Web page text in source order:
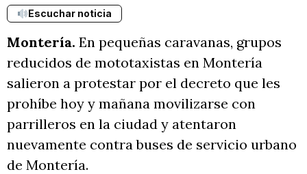
Escuchar noticia
Montería. En pequeñas caravanas, grupos
reducidos de mototaxistas en Montería
salieron a protestar por el decreto que les
prohíbe hoy y mañana movilizarse con
parrilleros en la ciudad y atentaron
nuevamente contra buses de servicio urbano
de Montería.